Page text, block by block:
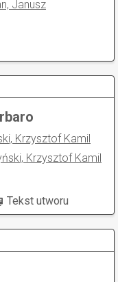
Janusz
Krzysztof Kamil
Krzysztof Kamil
Tekst utworu